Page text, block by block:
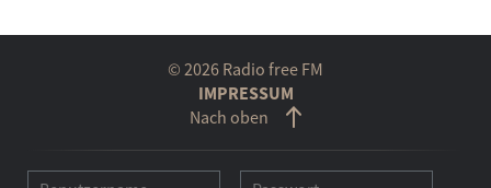
© 2026 Radio free FM
IMPRESSUM
Nach oben